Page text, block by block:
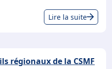
Lire la suite
LA
«
régionaux de la CSMF